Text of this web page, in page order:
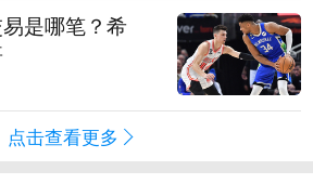
是哪笔？希
点击查看更多